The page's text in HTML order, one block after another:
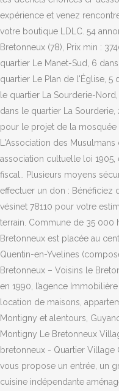
expérience et venez
votre boutique LDLC. 54
Bretonneux (78), Prix min :
quartier Le Manet-Sud, 6
quartier Le Plan de l'Église, 5
le quartier La Sourderie-
dans le quartier La Sourderie,
pour le projet de la mosquée
L'Association des
association cultuelle loi
fiscal.. Plusieurs moyens
effectuer un don : Bénéficiez
vésinet 78110 pour votre
terrain. Commune de 35 000
Bretonneux est placée au
Quentin-en-Yvelines
Bretonneux – Voisins le
en 1990, l’agence
location de maisons,
Montigny et alentours,
Montigny Le Bretonneux
bretonneux - Quartier Village
vous propose un entrée, un
cuisine indépendante